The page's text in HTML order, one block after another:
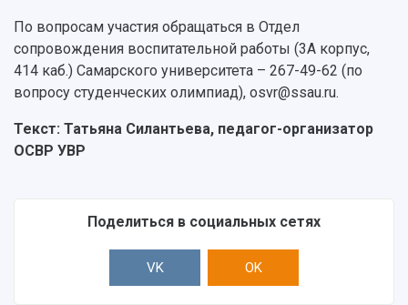
По вопросам участия обращаться в Отдел
сопровождения воспитательной работы (3А корпус,
414 каб.) Самарского университета – 267-49-62 (по
вопросу студенческих олимпиад), osvr@ssau.ru.
Текст: Татьяна Силантьева, педагог-организатор
ОСВР УВР
Поделиться в социальных сетях
VK OK